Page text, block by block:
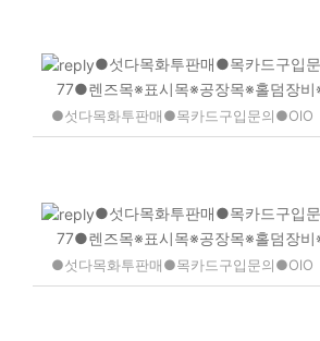
●섯다목화투판매●목카드구입
77●렌즈목※표시목※공장목※홀덤장비
●섯다목화투판매●목카드구입문의●OlO
●섯다목화투판매●목카드구입
77●렌즈목※표시목※공장목※홀덤장비
●섯다목화투판매●목카드구입문의●OlO